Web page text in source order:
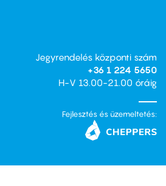
Jegyrendelés központi szám
+36 1 224 5650
H-V 13.00-21.00 óráig
Fejlesztés és üzemeltetés: